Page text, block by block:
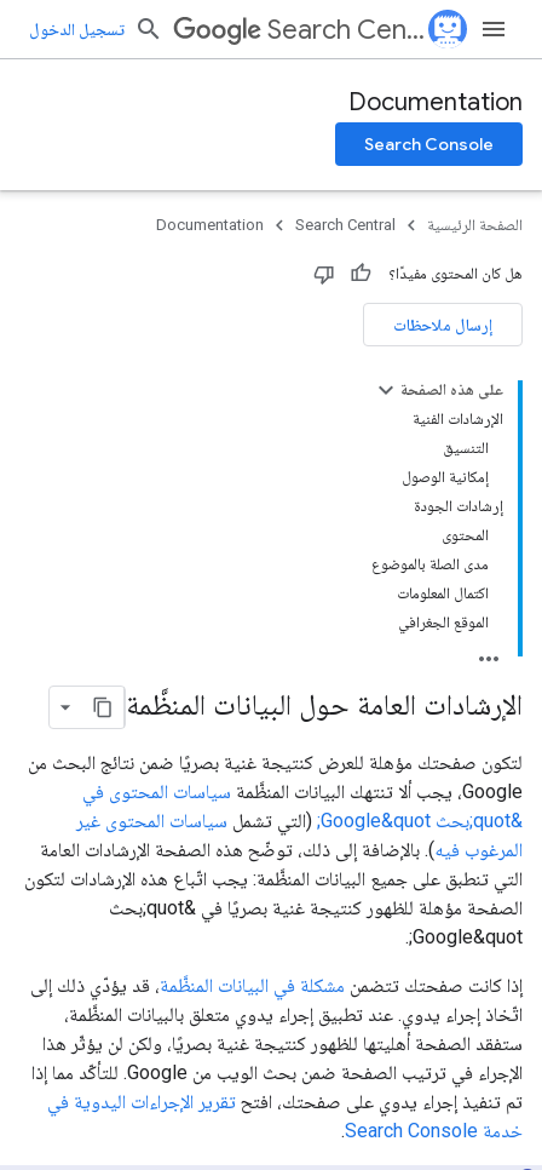
Search Central تسجيل الدخول
Documentation
Search Console
الصفحة الرئيسية Search Central
Documentation
هل كان المحتوى مفيدًا؟
إرسال ملاحظات
على هذه الصفحة
الإرشادات الفنية
التنسيق
إمكانية الوصول
إرشادات الجودة
المحتوى
مدى الصلة بالموضوع
اكتمال المعلومات
الموقع الجغرافي
الإرشادات العامة حول البيانات المنظَّمة
لتكون صفحتك مؤهلة للعرض كنتيجة غنية بصريًا ضمن نتائج البحث من
Google، يجب ألا تنتهك البيانات المنظَّمة
سياسات المحتوى في
&quot;بحث Google&quot;
(التي تشمل سياسات المحتوى غير
المرغوب فيه). بالإضافة إلى ذلك، توضّح هذه الصفحة الإرشادات العامة
التي تنطبق على جميع البيانات المنظَّمة: يجب اتّباع هذه الإرشادات لتكون
الصفحة مؤهلة للظهور كنتيجة غنية بصريًا في &quot;بحث
Google&quot;.
إذا كانت صفحتك تتضمن مشكلة في البيانات المنظَّمة، قد يؤدّي ذلك إلى
اتّخاذ إجراء يدوي. عند تطبيق إجراء يدوي متعلق بالبيانات المنظَّمة،
ستفقد الصفحة أهليتها للظهور كنتيجة غنية بصريًا، ولكن لن يؤثّر هذا
الإجراء في ترتيب الصفحة ضمن بحث الويب من Google. للتأكّد مما إذا
تم تنفيذ إجراء يدوي على صفحتك، افتح تقرير الإجراءات اليدوية في
خدمة Search Console
.